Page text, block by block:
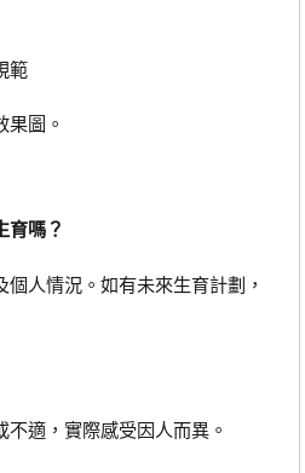
範
圖。
育嗎？
人情況。如有未來生育計劃，
適，實際感受因人而異。